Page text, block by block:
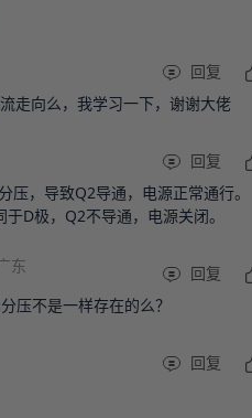
回复
走向么，我学习一下，谢谢大佬
回复
压，导致Q2导通，电源正常通行。
D极，Q2不导通，电源关闭。
东 回复
压不是一样存在的么？
回复